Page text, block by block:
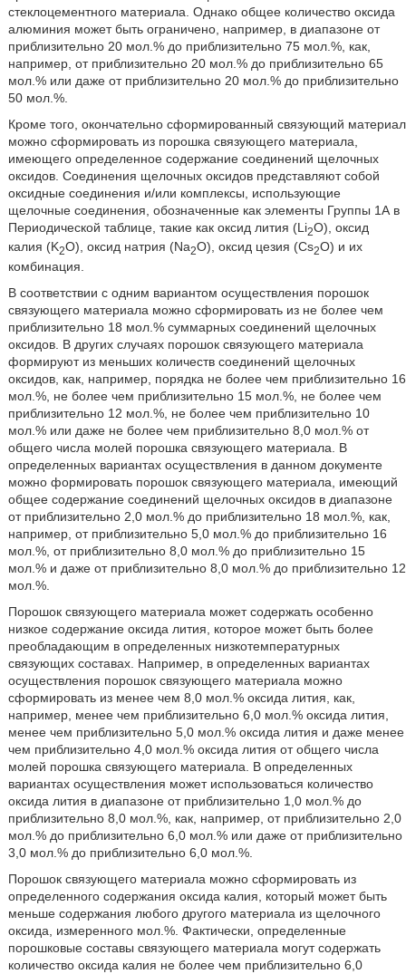
стеклоцементного материала. Однако общее количество оксида
алюминия может быть ограничено, например, в диапазоне от
приблизительно 20 мол.% до приблизительно 75 мол.%, как,
например, от приблизительно 20 мол.% до приблизительно 65
мол.% или даже от приблизительно 20 мол.% до приблизительно
50 мол.%.
Кроме того, окончательно сформированный связующий материал
можно сформировать из порошка связующего материала,
имеющего определенное содержание соединений щелочных
оксидов. Соединения щелочных оксидов представляют собой
оксидные соединения и/или комплексы, использующие
щелочные соединения, обозначенные как элементы Группы 1А в
Периодической таблице, такие как оксид лития (Li2O), оксид
калия (K2О), оксид натрия (Na2O), оксид цезия (Cs2O) и их
комбинация.
В соответствии с одним вариантом осуществления порошок
связующего материала можно сформировать из не более чем
приблизительно 18 мол.% суммарных соединений щелочных
оксидов. В других случаях порошок связующего материала
формируют из меньших количеств соединений щелочных
оксидов, как, например, порядка не более чем приблизительно 16
мол.%, не более чем приблизительно 15 мол.%, не более чем
приблизительно 12 мол.%, не более чем приблизительно 10
мол.% или даже не более чем приблизительно 8,0 мол.% от
общего числа молей порошка связующего материала. В
определенных вариантах осуществления в данном документе
можно формировать порошок связующего материала, имеющий
общее содержание соединений щелочных оксидов в диапазоне
от приблизительно 2,0 мол.% до приблизительно 18 мол.%, как,
например, от приблизительно 5,0 мол.% до приблизительно 16
мол.%, от приблизительно 8,0 мол.% до приблизительно 15
мол.% и даже от приблизительно 8,0 мол.% до приблизительно 12
мол.%.
Порошок связующего материала может содержать особенно
низкое содержание оксида лития, которое может быть более
преобладающим в определенных низкотемпературных
связующих составах. Например, в определенных вариантах
осуществления порошок связующего материала можно
сформировать из менее чем 8,0 мол.% оксида лития, как,
например, менее чем приблизительно 6,0 мол.% оксида лития,
менее чем приблизительно 5,0 мол.% оксида лития и даже менее
чем приблизительно 4,0 мол.% оксида лития от общего числа
молей порошка связующего материала. В определенных
вариантах осуществления может использоваться количество
оксида лития в диапазоне от приблизительно 1,0 мол.% до
приблизительно 8,0 мол.%, как, например, от приблизительно 2,0
мол.% до приблизительно 6,0 мол.% или даже от приблизительно
3,0 мол.% до приблизительно 6,0 мол.%.
Порошок связующего материала можно сформировать из
определенного содержания оксида калия, который может быть
меньше содержания любого другого материала из щелочного
оксида, измеренного мол.%. Фактически, определенные
порошковые составы связующего материала могут содержать
количество оксида калия не более чем приблизительно 6,0